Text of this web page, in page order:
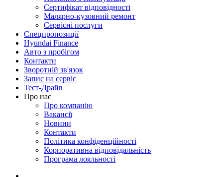
Сертифікат відповідності
Малярно-кузовний ремонт
Сервісні послуги
Спецпропозиції
Hyundai Finance
Авто з пробігом
Контакти
Зворотній зв'язок
Запис на сервіс
Тест-Драйв
Про нас
Про компанію
Вакансії
Новини
Контакти
Політика конфіденційності
Корпоративна відповідальність
Програма лояльності